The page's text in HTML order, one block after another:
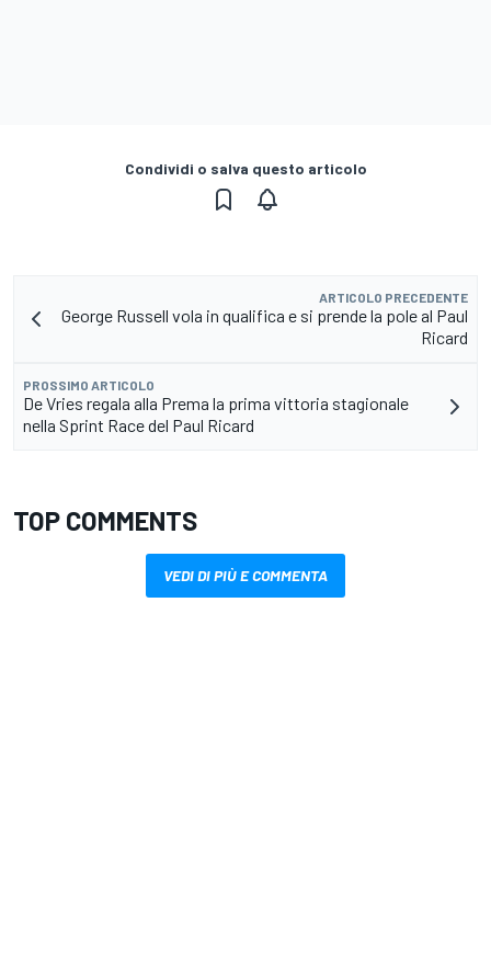
Condividi o salva questo articolo
ARTICOLO PRECEDENTE
George Russell vola in qualifica e si prende la pole al Paul
Ricard
PROSSIMO ARTICOLO
De Vries regala alla Prema la prima vittoria stagionale
nella Sprint Race del Paul Ricard
TOP COMMENTS
VEDI DI PIÙ E COMMENTA